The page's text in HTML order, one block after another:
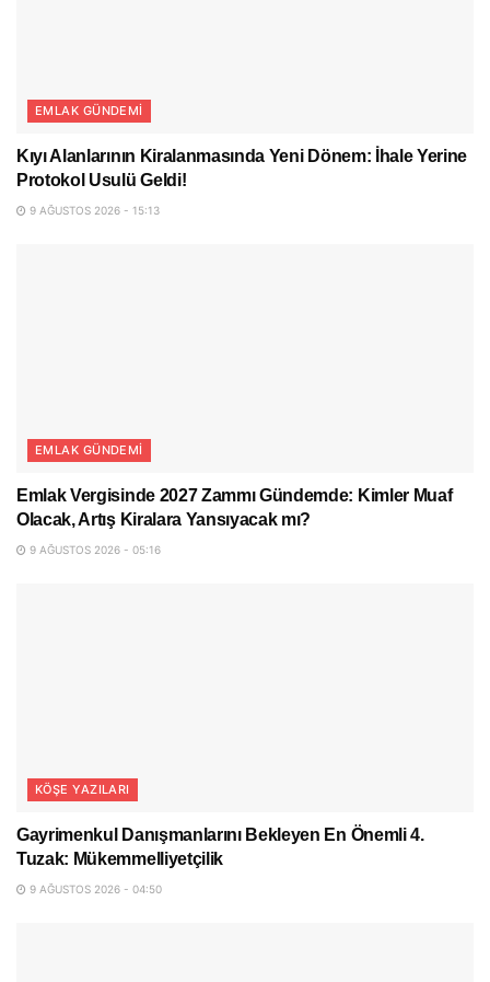
EMLAK GÜNDEMI
Kıyı Alanlarının Kiralanmasında Yeni Dönem: İhale Yerine
Protokol Usulü Geldi!
9 AĞUSTOS 2026 - 15:13
EMLAK GÜNDEMI
Emlak Vergisinde 2027 Zammı Gündemde: Kimler Muaf
Olacak, Artış Kiralara Yansıyacak mı?
9 AĞUSTOS 2026 - 05:16
KÖŞE YAZILARI
Gayrimenkul Danışmanlarını Bekleyen En Önemli 4.
Tuzak: Mükemmelliyetçilik
9 AĞUSTOS 2026 - 04:50